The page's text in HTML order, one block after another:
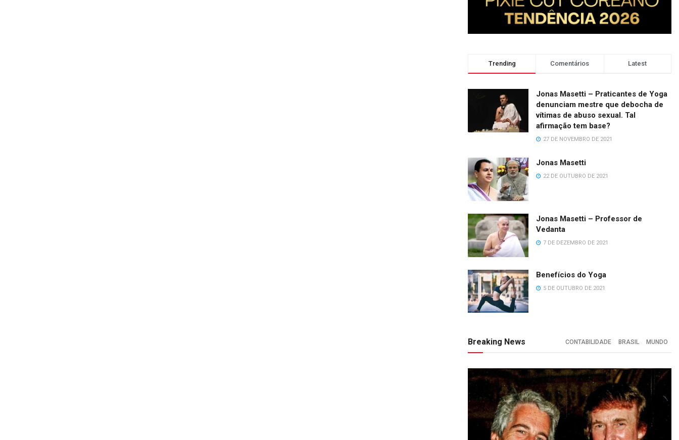
Trending Comentários Latest
Jonas Masetti – Praticantes de Yoga
denunciam mestre que debocha de
vítimas de abuso sexual. Tal
afirmação tem base?
27 DE NOVEMBRO DE 2021
Jonas Masetti
22 DE OUTUBRO DE 2021
Jonas Masetti – Professor de
Vedanta
7 DE DEZEMBRO DE 2021
Benefícios do Yoga
5 DE OUTUBRO DE 2021
Breaking News CONTABILIDADE BRASIL MUNDO